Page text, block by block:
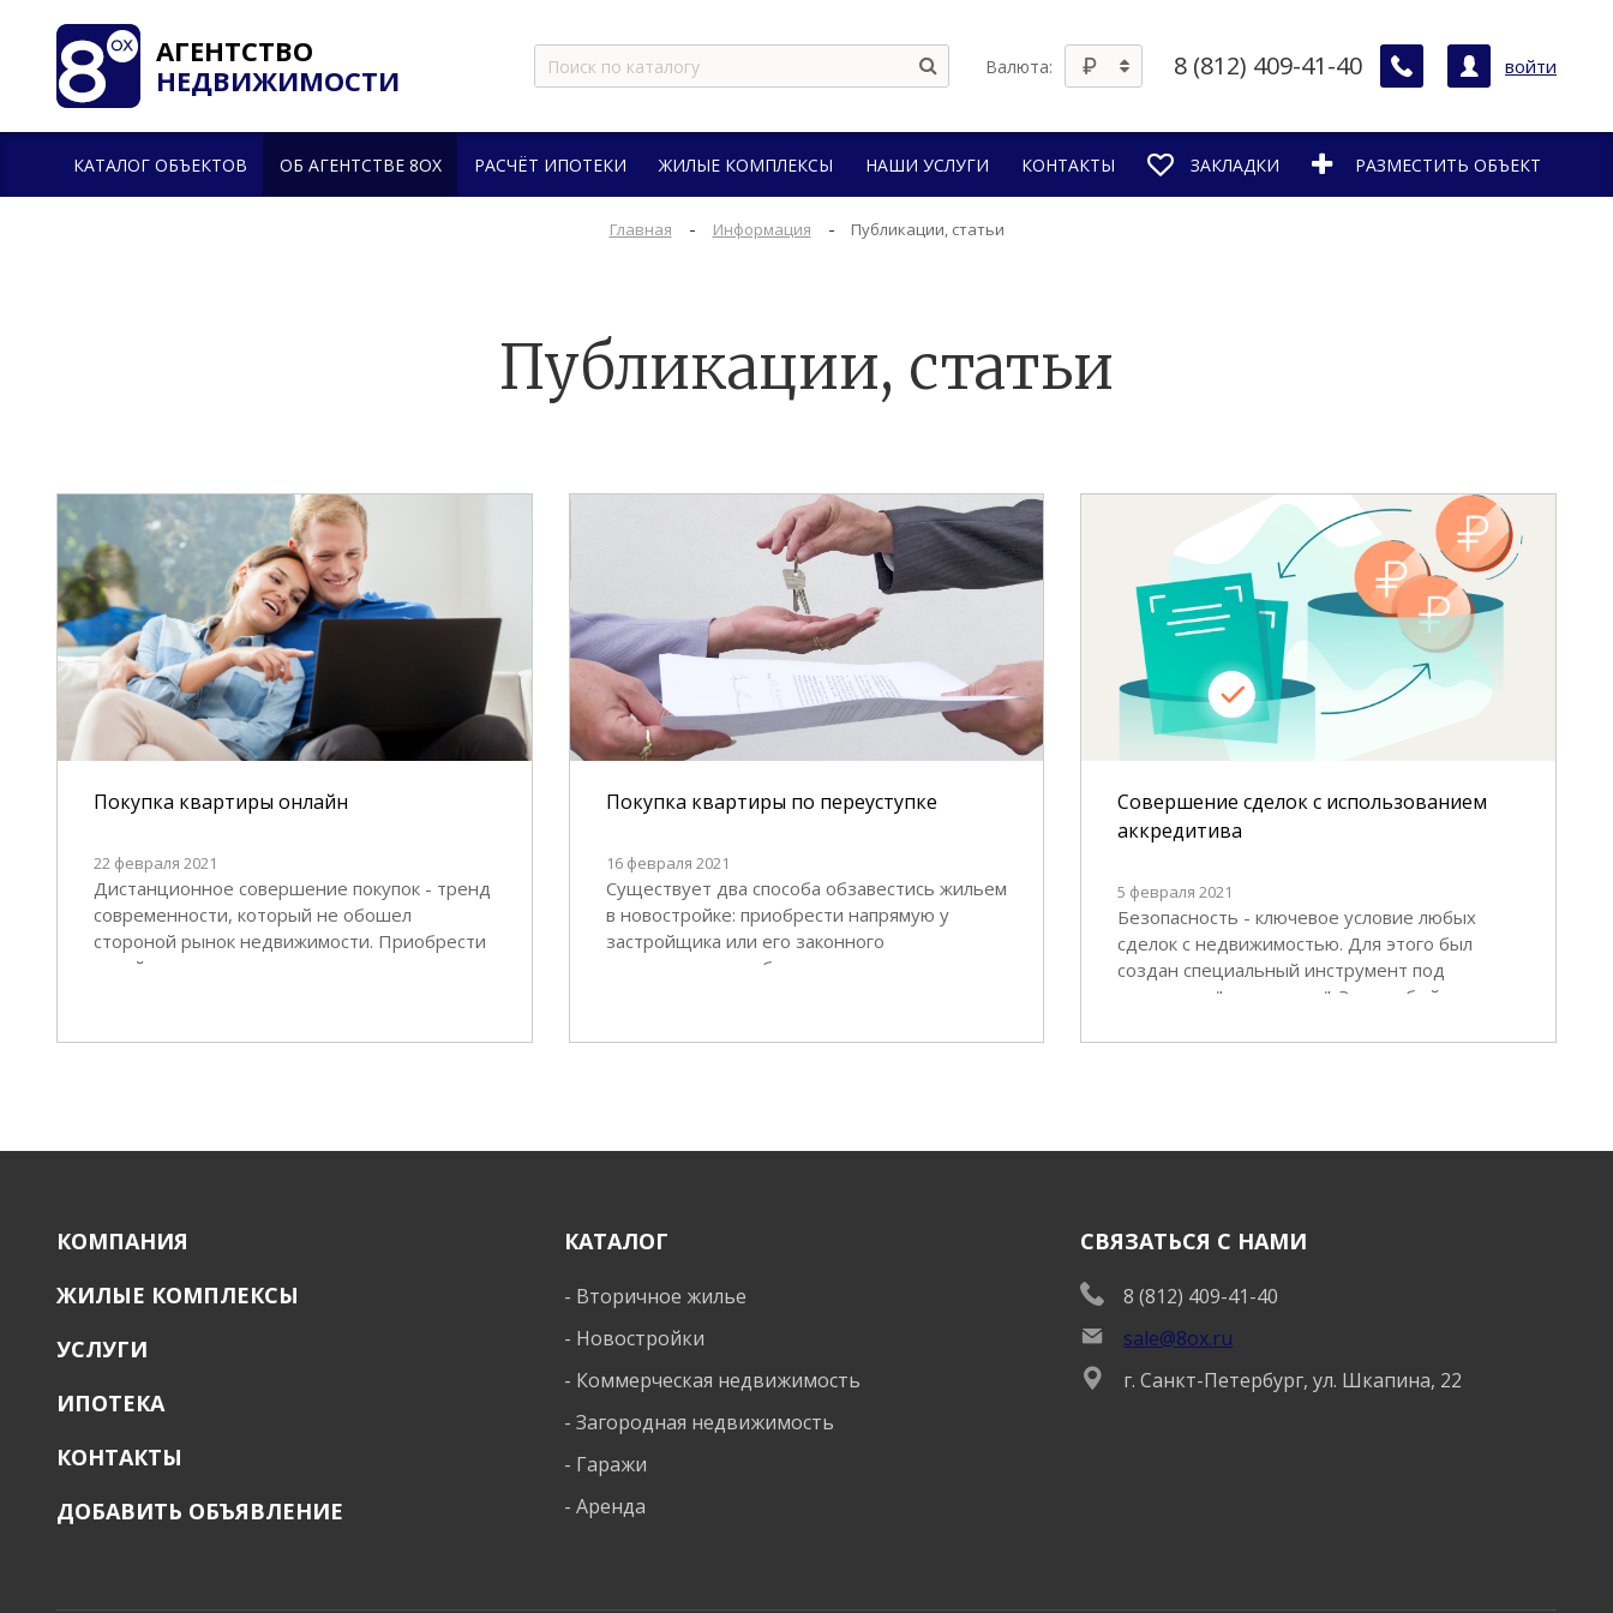
АГЕНТСТВО
НЕДВИЖИМОСТИ
Валюта: 8 (812) 409-41-40 войти
КАТАЛОГ ОБЪЕКТОВ ОБ АГЕНТСТВЕ 8OX РАСЧЁТ ИПОТЕКИ ЖИЛЫЕ КОМПЛЕКСЫ НАШИ УСЛУГИ КОНТАКТЫ ЗАКЛАДКИ РАЗМЕСТИТЬ ОБЪЕКТ
Главная - Информация - Публикации, статьи
Публикации, статьи
Покупка квартиры онлайн
22 февраля 2021
Дистанционное совершение покупок - тренд
современности, который не обошел
стороной рынок недвижимости. Приобрести
онлайн можно не только товары
Покупка квартиры по переуступке
16 февраля 2021
Существует два способа обзавестись жильем
в новостройке: приобрести напрямую у
застройщика или его законного
представителя либо по переуступке права от
заключается в том, что первичный участник
другому человеку. С юридической точки
строительстве многоквартирного дома.
Совершение сделок с использованием
аккредитива
5 февраля 2021
Безопасность - ключевое условие любых
сделок с недвижимостью. Для этого был
создан специальный инструмент под
названием "аккредитив". Это особый метод,
покупателем ведется через аккредитивный
договорных обязательств.
КОМПАНИЯ
ЖИЛЫЕ КОМПЛЕКСЫ
УСЛУГИ
ИПОТЕКА
КОНТАКТЫ
ДОБАВИТЬ ОБЪЯВЛЕНИЕ
КАТАЛОГ
- Вторичное жилье
- Новостройки
- Коммерческая недвижимость
- Загородная недвижимость
- Гаражи
- Аренда
СВЯЗАТЬСЯ С НАМИ
8 (812) 409-41-40
sale@8ox.ru
г. Санкт-Петербург, ул. Шкапина, 22